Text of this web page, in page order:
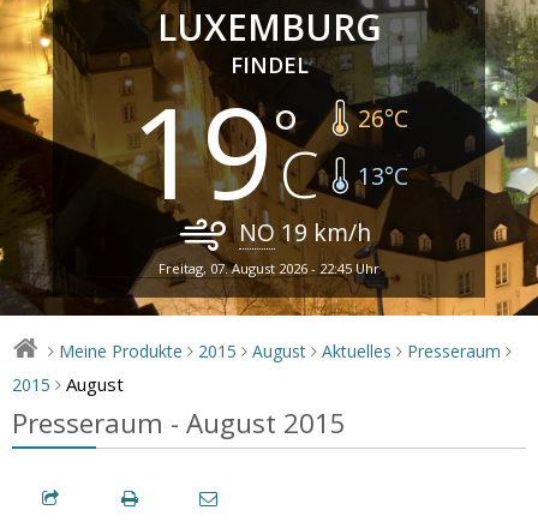
LUXEMBURG
FINDEL
19 26°C
13°C
NO 19 km/h
Freitag, 07. August 2026 - 22:45 Uhr
> Meine Produkte > 2015 > August > Aktuelles > Presseraum >
2015 > August
Presseraum - August 2015